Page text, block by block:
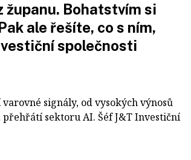
županu. Bohatstvím si
ale řešíte, co s ním,
společnosti
signály, od vysokých výnosů
přehřátí sektoru AI. Šéf J&T Investiční